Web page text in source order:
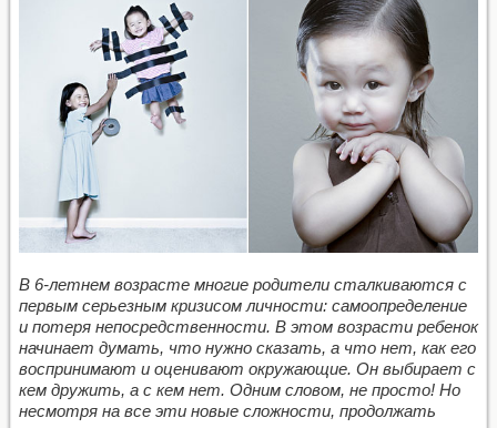
В 6-летнем возрасте многие родители сталкиваются с
первым серьезным кризисом личности: самоопределение
и потеря непосредственности. В этом возрасти ребенок
начинает думать, что нужно сказать, а что нет, как его
воспринимают и оценивают окружающие. Он выбирает с
кем дружить, а с кем нет. Одним словом, не просто! Но
несмотря на все эти новые сложности, продолжать